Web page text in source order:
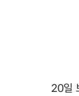
20일